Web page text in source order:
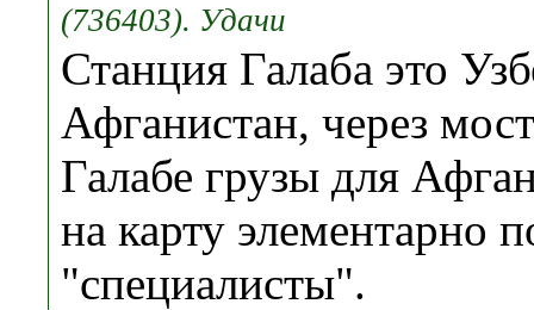
(736403). Удачи
Станция Галаба это
Афганистан, через
Галабе грузы для
на карту элементарно
"специалисты".